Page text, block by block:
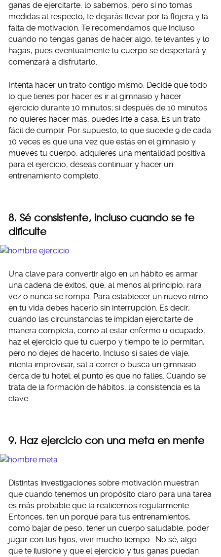
ganas de ejercitarte, lo sabemos, pero si no tomas
medidas al respecto, te dejarás llevar por la flojera y la
falta de motivación. Te recomendamos que incluso
cuando no tengas ganas de hacer algo, te levantes y lo
hagas, pues eventualmente tu cuerpo se despertará y
comenzará a disfrutarlo.
Intenta hacer un trato contigo mismo. Decide que todo
lo que tienes por hacer es ir al gimnasio y hacer
ejercicio durante 10 minutos; si después de 10 minutos
no quieres hacer más, puedes irte a casa. Es un trato
fácil de cumplir. Por supuesto, lo que sucede 9 de cada
10 veces es que una vez que estás en el gimnasio y
mueves tu cuerpo, adquieres una mentalidad positiva
para el ejercicio, deseas continuar y hacer un
entrenamiento completo.
8. Sé consistente, incluso cuando se te
dificulte
Una clave para convertir algo en un hábito es armar
una cadena de éxitos, que, al menos al principio, rara
vez o nunca se rompa. Para establecer un nuevo ritmo
en tu vida debes hacerlo sin interrupción. Es decir,
cuando las circunstancias te impidan ejercitarte de
manera completa, como al estar enfermo u ocupado,
haz el ejercicio que tu cuerpo y tiempo te lo permitan,
pero no dejes de hacerlo. Incluso si sales de viaje,
intenta improvisar, sal a correr o busca un gimnasio
cerca de tu hotel; el punto es que no falles. Cuando se
trata de la formación de hábitos, la consistencia es la
clave.
9. Haz ejercicio con una meta en mente
Distintas investigaciones sobre motivación muestran
que cuando tenemos un propósito claro para una tarea
es más probable que la realicemos regularmente.
Entonces, ten un porqué para tus entrenamientos,
como bajar de peso, tener un cuerpo saludable, poder
jugar con tus hijos, vivir mucho tiempo… No sé, algo
que te ilusione y que el ejercicio y tus ganas puedan